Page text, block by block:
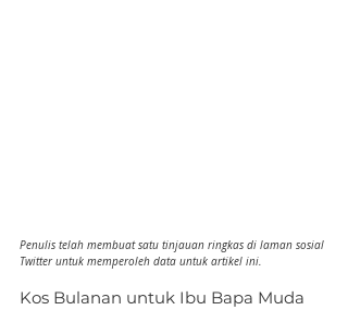
Penulis telah membuat satu tinjauan ringkas di laman sosial
Twitter untuk memperoleh data untuk artikel ini.
Kos Bulanan untuk Ibu Bapa Muda